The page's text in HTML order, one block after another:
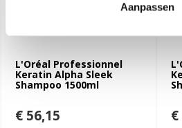
Aanpassen
L'Oréal Professionnel
Keratin Alpha Sleek
Shampoo 1500ml
€ 56,15